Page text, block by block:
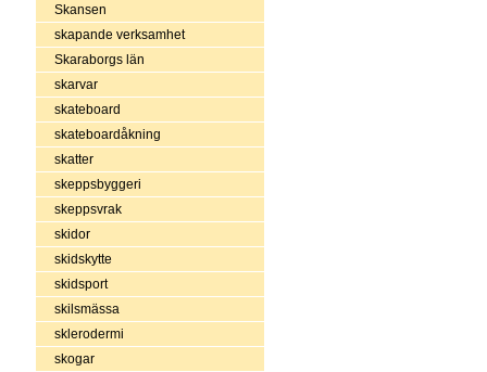
Skansen
skapande verksamhet
Skaraborgs län
skarvar
skateboard
skateboardåkning
skatter
skeppsbyggeri
skeppsvrak
skidor
skidskytte
skidsport
skilsmässa
sklerodermi
skogar